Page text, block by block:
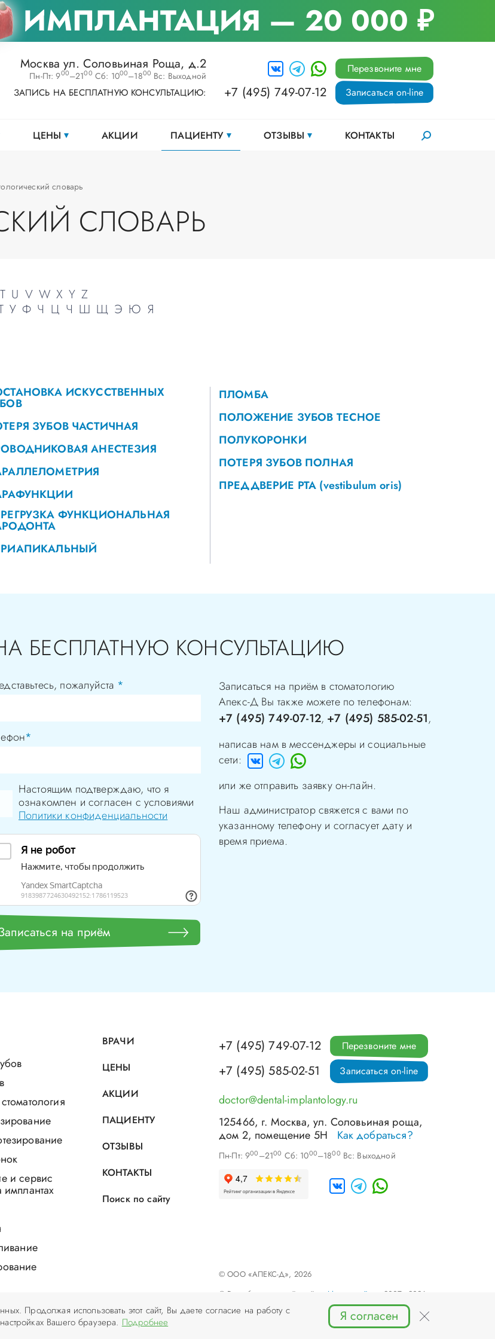
ИМПЛАНТАЦИЯ — 20 000 ₽
Москва ул. Соловьиная Роща, д.2
Пн-Пт: 900–2100 Сб: 1000–1800 Вс: Выходной
ЗАПИСЬ НА БЕСПЛАТНУЮ КОНСУЛЬТАЦИЮ: +7 (495) 749-07-12
Перезвоните мне
Записаться on-line
ЦЕНЫ АКЦИИ ПАЦИЕНТУ ОТЗЫВЫ КОНТАКТЫ
словарь
СЛОВАРЬ
T U V W X Y Z
У Ф Ч Ц Ч Ш Щ Э Ю Я
ИСКУССТВЕННЫХ
ЗУБОВ ЧАСТИЧНАЯ
АНЕСТЕЗИЯ
ФУНКЦИОНАЛЬНАЯ
ПЛОМБА
ПОЛОЖЕНИЕ ЗУБОВ ТЕСНОЕ
ПОЛУКОРОНКИ
ПОТЕРЯ ЗУБОВ ПОЛНАЯ
ПРЕДДВЕРИЕ РТА (vestibulum oris)
БЕСПЛАТНУЮ КОНСУЛЬТАЦИЮ
пожалуйста *
*
Настоящим подтверждаю, что я
ознакомлен и согласен с условиями
Политики конфиденциальности
на приём
Записаться на приём в стоматологию
Апекс-Д Вы также можете по телефонам:
+7 (495) 749-07-12, +7 (495) 585-02-51,
написав нам в мессенджеры и социальные
сети:
или же отправить заявку он-лайн.
Наш администратор свяжется с вами по
указанному телефону и согласует дату и
время приема.
и сервис
имплантах
ВРАЧИ
ЦЕНЫ
АКЦИИ
ПАЦИЕНТУ
ОТЗЫВЫ
КОНТАКТЫ
Поиск по сайту
+7 (495) 749-07-12
+7 (495) 585-02-51
Перезвоните мне
Записаться on-line
doctor@dental-implantology.ru
125466, г. Москва,ул. Соловьиная роща,
дом 2, помещение 5Н
Как добраться?
Пн-Пт: 900 –2100 Сб: 1000–1800 Вс: Выходной
©ООО «АПЕКС-Д», 2026
© Разработка и дизайн сайта « Инфодизайн » , 2007–2026
Продолжая использовать этот сайт, Вы даете согласие на работу с
Вашего браузера. Подробнее Я согласен